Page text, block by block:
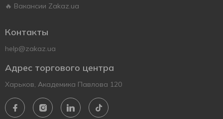
🔥 Вакансии Zakaz.ua
Контакты
help@zakaz.ua
Адрес торгового центра
Харьков, Академика Павлова 120